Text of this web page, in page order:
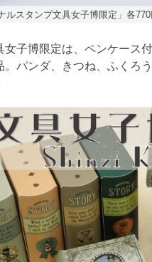
ルスタンプ文具女子博限定」各770
子博限定は、ペンケース
パンダ、きつね、ふくろ